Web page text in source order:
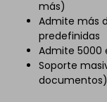
más)
Admite más
predefinidas
Admite 5000
Soporte
documentos)